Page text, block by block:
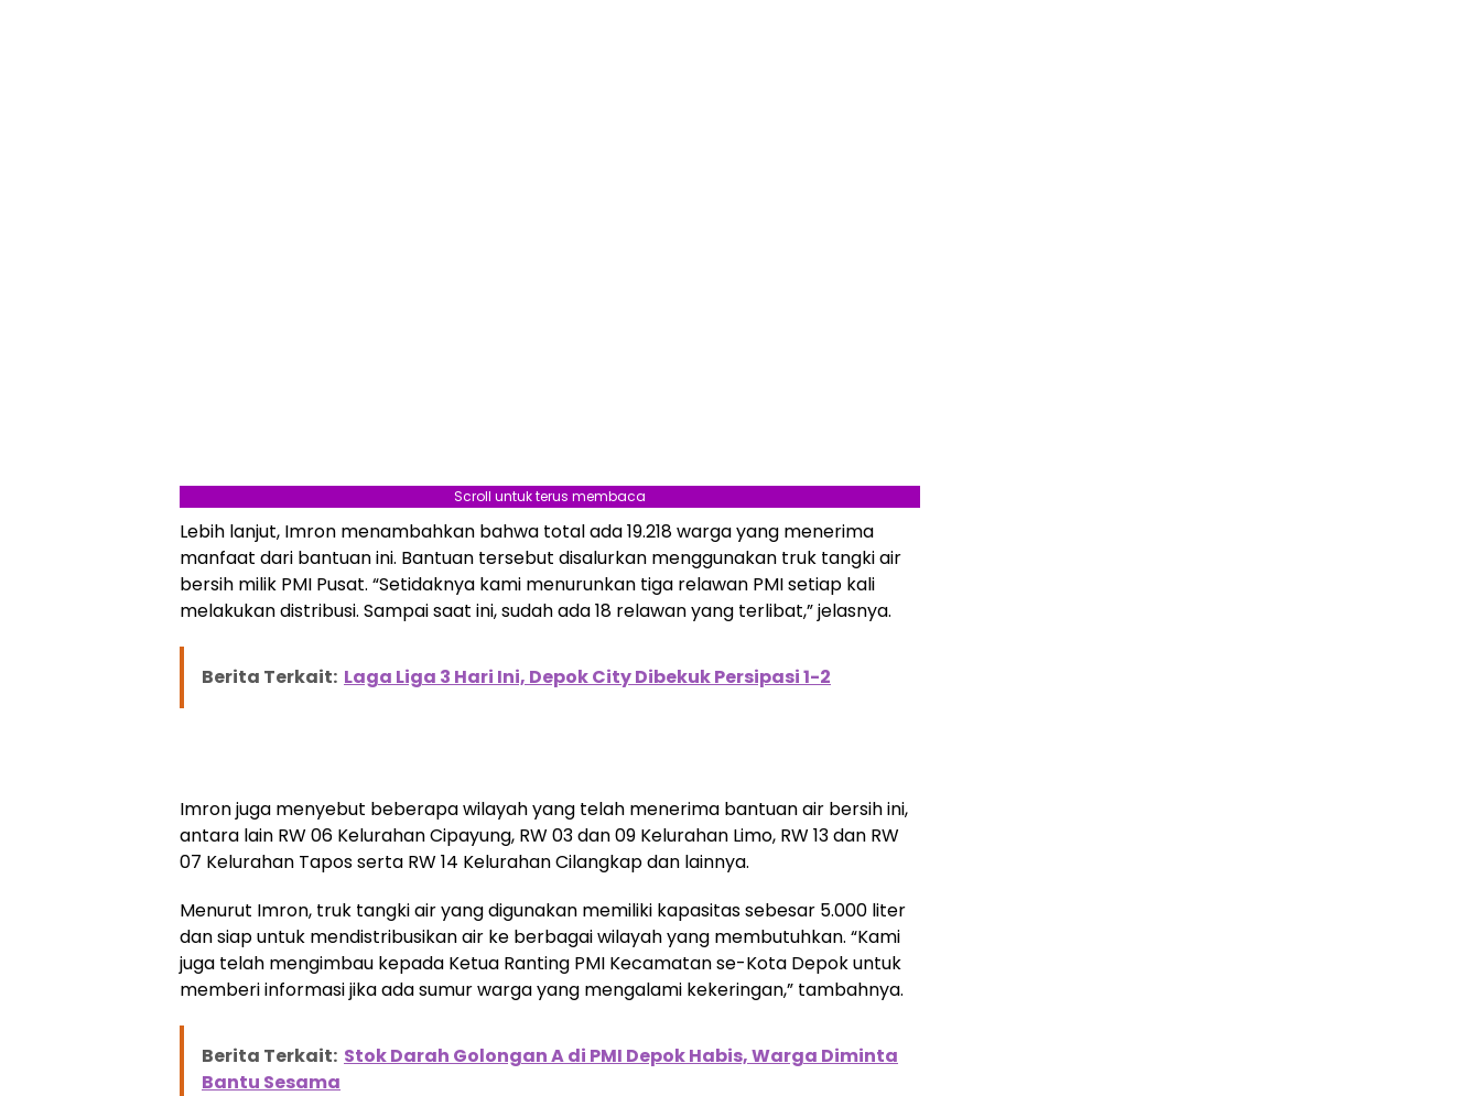
Scroll untuk terus membaca
Lebih lanjut, Imron menambahkan bahwa total ada 19.218 warga yang menerima
manfaat dari bantuan ini. Bantuan tersebut disalurkan menggunakan truk tangki air
bersih milik PMI Pusat. “Setidaknya kami menurunkan tiga relawan PMI setiap kali
melakukan distribusi. Sampai saat ini, sudah ada 18 relawan yang terlibat,” jelasnya.
Berita Terkait: Laga Liga 3 Hari Ini, Depok City Dibekuk Persipasi 1-2
Imron juga menyebut beberapa wilayah yang telah menerima bantuan air bersih ini,
antara lain RW 06 Kelurahan Cipayung, RW 03 dan 09 Kelurahan Limo, RW 13 dan RW
07 Kelurahan Tapos serta RW 14 Kelurahan Cilangkap dan lainnya.
Menurut Imron, truk tangki air yang digunakan memiliki kapasitas sebesar 5.000 liter
dan siap untuk mendistribusikan air ke berbagai wilayah yang membutuhkan. “Kami
juga telah mengimbau kepada Ketua Ranting PMI Kecamatan se-Kota Depok untuk
memberi informasi jika ada sumur warga yang mengalami kekeringan,” tambahnya.
Berita Terkait: Stok Darah Golongan A di PMI Depok Habis, Warga Diminta
Bantu Sesama